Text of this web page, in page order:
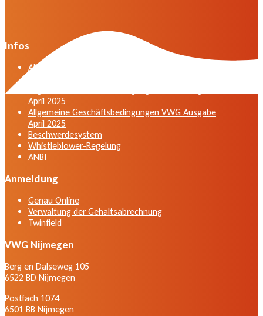
Infos
Allgemeine Geschäftsbedingungen der VWG in der
April 2025
Allgemeine Geschäftsbedingungen VWG Ausgabe
April 2025
Beschwerdesystem
Whistleblower-Regelung
ANBI
Anmeldung
Genau Online
Verwaltung der Gehaltsabrechnung
Twinfield
VWG Nijmegen
Berg en Dalseweg 105
6522 BD Nijmegen
Postfach 1074
6501 BB Nijmegen